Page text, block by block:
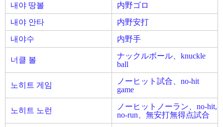
내야 땅볼
内野ゴロ
내야 안타
内野安打
내야수
内野手
너클 볼
ナックルボール、knuckle
ball
노히트 게임
ノーヒット試合、no-hit
game
노히트 노런
ノーヒットノーラン、no‐hit,
no‐run、無安打無得点試合